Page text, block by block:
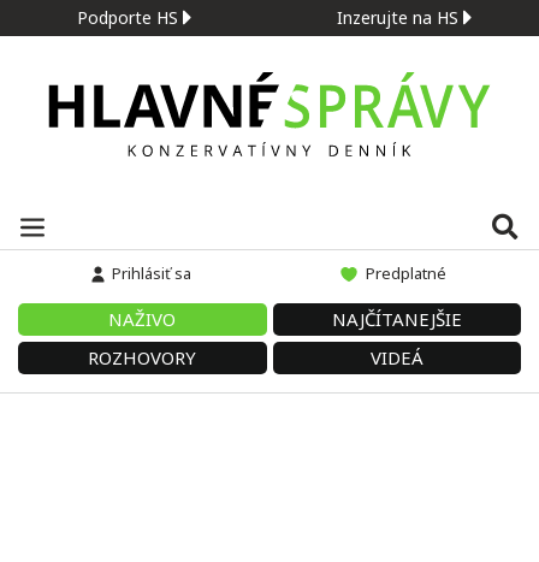
Podporte HS Inzerujte na HS
Prihlásiť sa Predplatné
NAŽIVO
NAJČÍTANEJŠIE
ROZHOVORY
VIDEÁ